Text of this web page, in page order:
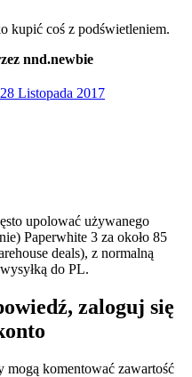
kupić coś z podświetleniem.
nnd.newbie
28 Listopada 2017
upolować używanego
Paperwhite 3 za około 85
deals), z normalną
do PL.
zaloguj się
komentować zawartość